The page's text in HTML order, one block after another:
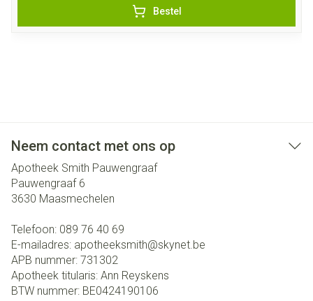
Bestel
Neem contact met ons op
Apotheek Smith Pauwengraaf
Pauwengraaf 6
3630 Maasmechelen
Telefoon: 089 76 40 69
E-mailadres: apotheeksmith@skynet.be
APB nummer: 731302
Apotheek titularis: Ann Reyskens
BTW nummer: BE0424190106